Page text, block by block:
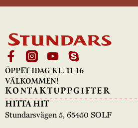
ÖPPET IDAG KL. 11-16
VÄLKOMMEN!
KONTAKTUPPGIFTER
HITTA HIT
Stundarsvägen 5, 65450 SOLF